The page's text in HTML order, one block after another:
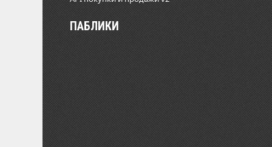
ПАБЛИКИ